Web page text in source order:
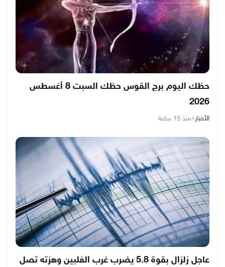
حظك اليوم برج القوس حظك السبت 8 أغسطس
2026
الأخبار•منذ 15 ساعة
عاجل زلزال بقوة 5.8 يضرب غرب الفلبين وهزته تصل